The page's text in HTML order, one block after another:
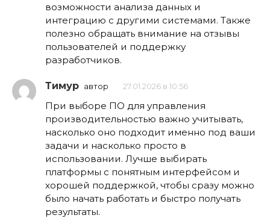
возможности анализа данных и
интеграцию с другими системами. Также
полезно обращать внимание на отзывы
пользователей и поддержку
разработчиков.
Тимур автор 27.01.2026 в 10:56
При выборе ПО для управления
производительностью важно учитывать,
насколько оно подходит именно под ваши
задачи и насколько просто в
использовании. Лучше выбирать
платформы с понятным интерфейсом и
хорошей поддержкой, чтобы сразу можно
было начать работать и быстро получать
результаты.